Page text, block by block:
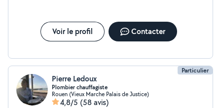
Voir le profil Contacter
Particulier
Pierre Ledoux
Plombier chauffagiste
Rouen (Vieux Marche Palais de Justice)
4,8/5 (58 avis)